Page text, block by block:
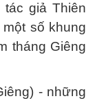
giả Thiên
số khung
tháng Giêng
- những